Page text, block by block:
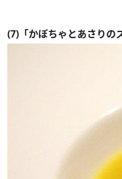
(7)「かぼちゃとあさりの